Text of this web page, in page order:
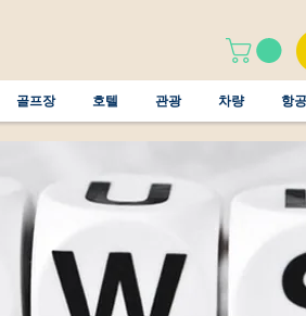
골프장 호텔 관광 차량 항